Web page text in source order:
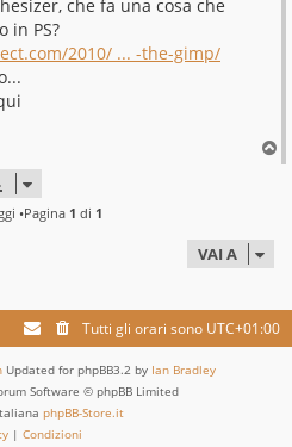
che fa una cosa che
in PS?
2010/ ... -the-gimp/
o
•Pagina 1 di 1
VAI A
Tutti gli orari sono UTC+01:00
Updated for phpBB3.2 by Ian Bradley
Software © phpBB Limited
phpBB-Store.it
| Condizioni